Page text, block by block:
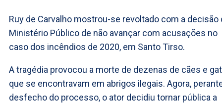
Ruy de Carvalho mostrou-se revoltado com a decisão
Ministério Público de não avançar com acusações no
caso dos incêndios de 2020, em Santo Tirso.
A tragédia provocou a morte de dezenas de cães e
que se encontravam em abrigos ilegais. Agora,
desfecho do processo, o ator decidiu tornar pública a